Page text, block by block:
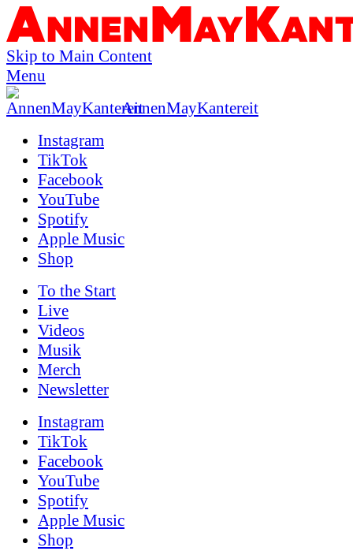
Skip to Main Content
Menu
AnnenMayKantereit
Instagram
TikTok
Facebook
YouTube
Spotify
Apple Music
Shop
To the Start
Live
Videos
Musik
Merch
News­letter
Instagram
TikTok
Facebook
YouTube
Spotify
Apple Music
Shop